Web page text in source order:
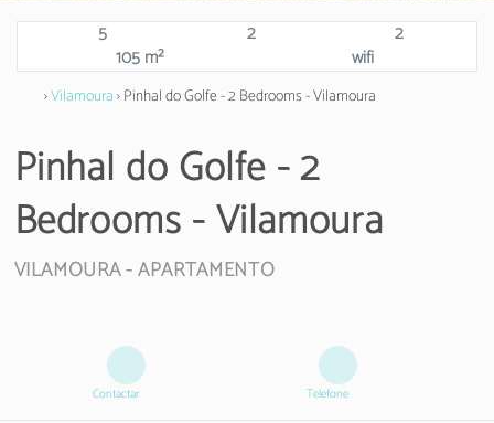
5 2
2
105 m²
wifi
›Vilamoura› Pinhal do Golfe - 2 Bedrooms - Vilamoura
Pinhal do Golfe - 2
Bedrooms - Vilamoura
VILAMOURA -APARTAMENTO
Contactar Telefone